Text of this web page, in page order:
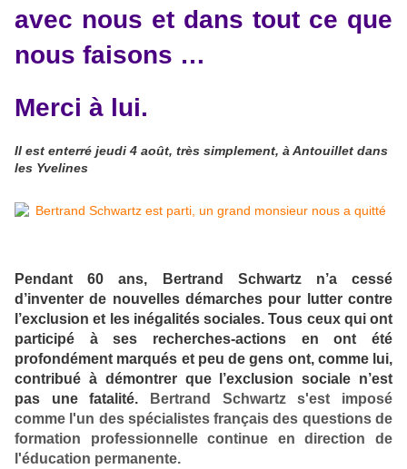
avec nous et dans tout ce que
nous faisons …
Merci à lui.
Il est enterré jeudi 4 août, très simplement, à Antouillet dans
les Yvelines
Pendant 60 ans, Bertrand Schwartz n’a cessé
d’inventer de nouvelles démarches pour lutter contre
l’exclusion et les inégalités sociales. Tous ceux qui ont
participé à ses recherches-actions en ont été
profondément marqués et peu de gens ont, comme lui,
contribué à démontrer que l’exclusion sociale n’est
pas une fatalité. Bertrand Schwartz s'est imposé
comme l'un des spécialistes français des questions de
formation professionnelle continue en direction de
l'éducation permanente.